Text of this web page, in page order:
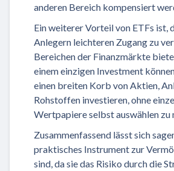
anderen Bereich kompensiert
Ein weiterer Vorteil von ETFs ist,
Anlegern leichteren Zugang zu
Bereichen der Finanzmärkte
einem einzigen Investment
einen breiten Korb von Aktien,
Rohstoffen investieren, ohne
Wertpapiere selbst auswählen zu
Zusammenfassend lässt sich
praktisches Instrument zur
sind, da sie das Risiko durch die